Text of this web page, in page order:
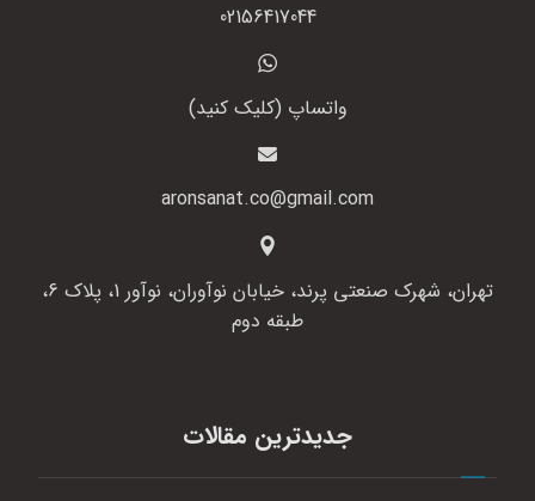
02156417044
واتساپ (کلیک کنید)
aronsanat.co@gmail.com
تهران، شهرک صنعتی پرند، خیابان نوآوران، نوآور 1، پلاک 6،
طبقه دوم
جدیدترین مقالات